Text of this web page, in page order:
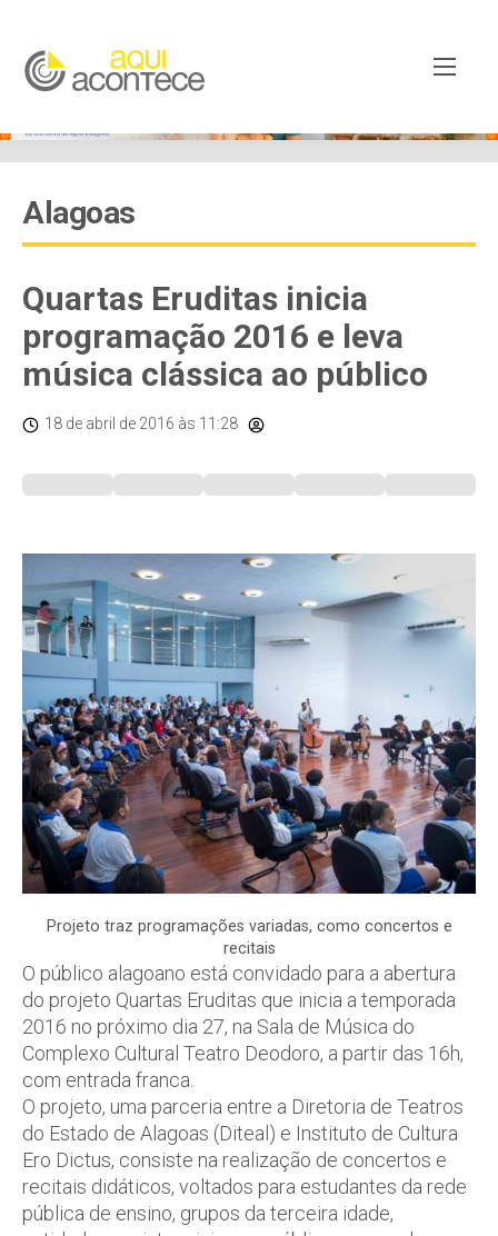
Alagoas
Quartas Eruditas inicia
programação 2016 e leva
música clássica ao público
18 de abril de 2016 às 11:28
Projeto traz programações variadas, como concertos e
recitais
O público alagoano está convidado para a abertura
do projeto Quartas Eruditas que inicia a temporada
2016 no próximo dia 27, na Sala de Música do
Complexo Cultural Teatro Deodoro, a partir das 16h,
com entrada franca.
O projeto, uma parceria entre a Diretoria de Teatros
do Estado de Alagoas (Diteal) e Instituto de Cultura
Ero Dictus, consiste na realização de concertos e
recitais didáticos, voltados para estudantes da rede
pública de ensino, grupos da terceira idade,